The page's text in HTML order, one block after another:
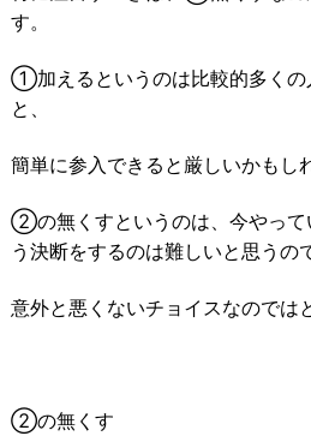
す。
①加えるというのは比較的多くの
と、
簡単に参入できると厳しいかもし
②の無くすというのは、今やって
う決断をするのは難しいと思うので
意外と悪くないチョイスなのでは
②の無くす